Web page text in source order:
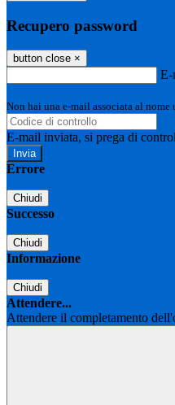
Recupero password
button close ×
E-
Non hai una e-mail associata al
E-mail inviata, si prega di
Errore
Chiudi
Successo
Chiudi
Informazione
Chiudi
Attendere...
Attendere il completamento